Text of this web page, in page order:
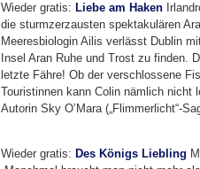
Wieder gratis: Liebe am Haken
die sturmzerzausten spektakulären
Meeresbiologin Ailis verlässt Dublin
Insel Aran Ruhe und Trost zu finden.
letzte Fähre! Ob der verschlossene
Touristinnen kann Colin nämlich
Autorin Sky O’Mara („Flimmerlicht“-
Wieder gratis: Des Königs Liebling